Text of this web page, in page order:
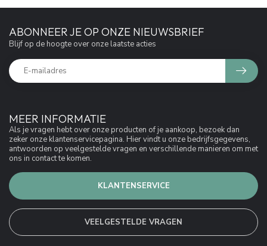
MEER INFORMATIE
Als je vragen hebt over onze producten of je aankoop, bezoek dan
zeker onze klantenservicepagina. Hier vindt u onze bedrijfsgegevens,
antwoorden op veelgestelde vragen en verschillende manieren om met
ons in contact te komen.
KLANTENSERVICE
VEELGESTELDE VRAGEN
ABONNEER JE OP ONZE NIEUWSBRIEF
Blijf op de hoogte over onze laatste acties